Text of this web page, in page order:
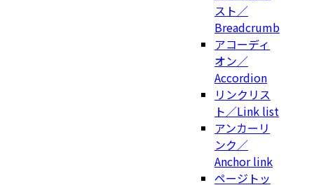
スト／
Breadcrumb
アコーディ
オン／
Accordion
リンクリス
ト／Link list
アンカーリ
ンク／
Anchor link
ページトッ